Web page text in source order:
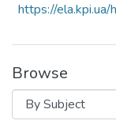
https://
Browse